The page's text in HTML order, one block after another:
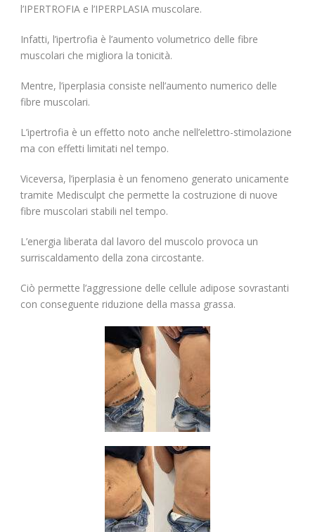
l’IPERTROFIA e l’IPERPLASIA muscolare.
Infatti, l’ipertrofia è l’aumento volumetrico delle fibre
muscolari che migliora la tonicità.
Mentre, l’iperplasia consiste nell’aumento numerico delle
fibre muscolari.
L’ipertrofia è un effetto noto anche nell’elettro-stimolazione
ma con effetti limitati nel tempo.
Viceversa, l’iperplasia è un fenomeno generato unicamente
tramite Medisculpt che permette la costruzione di nuove
fibre muscolari stabili nel tempo.
L’energia liberata dal lavoro del muscolo provoca un
surriscaldamento della zona circostante.
Ciò permette l’aggressione delle cellule adipose sovrastanti
con conseguente riduzione della massa grassa.